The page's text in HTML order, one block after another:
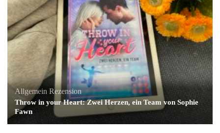
Allgemein Rezension
Throw in your Heart: Zwei Herzen, ein Team von Sophie
Fawn